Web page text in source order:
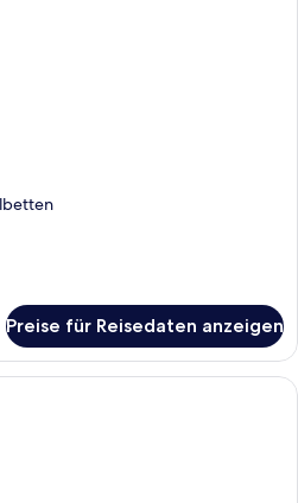
Preise für Reisedaten anzeigen